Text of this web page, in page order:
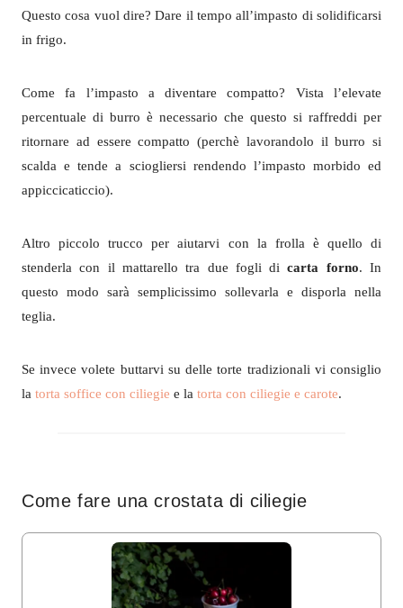
Questo cosa vuol dire? Dare il tempo all’impasto di solidificarsi
in frigo.
Come fa l’impasto a diventare compatto? Vista l’elevate
percentuale di burro è necessario che questo si raffreddi per
ritornare ad essere compatto (perchè lavorandolo il burro si
scalda e tende a sciogliersi rendendo l’impasto morbido ed
appiccicaticcio).
Altro piccolo trucco per aiutarvi con la frolla è quello di
stenderla con il mattarello tra due fogli dicarta forno. In
questo modo sarà semplicissimo sollevarla e disporla nella
teglia.
Se invece volete buttarvi su delle torte tradizionali vi consiglio
la torta soffice con ciliegie e la torta con ciliegie e carote.
Come fare una crostata di ciliegie